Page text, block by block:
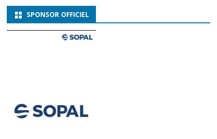
SPONSOR OFFICIEL